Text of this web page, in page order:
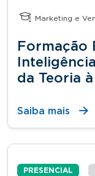
Marketing e
Formação
da Teoria
Saiba mais
PRESENCIAL